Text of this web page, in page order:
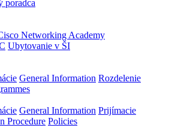
poradca
Networking Academy
Ubytovanie v ŠI
General Information Rozdelenie
General Information Prijímacie
Procedure Policies